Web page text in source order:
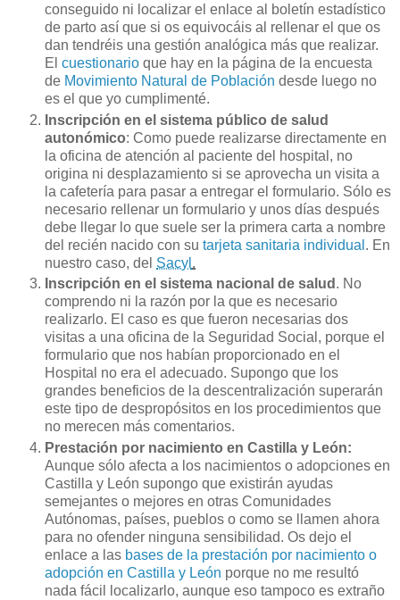
conseguido ni localizar el enlace al boletín estadístico
de parto así que si os equivocáis al rellenar el que os
dan tendréis una gestión analógica más que realizar.
El cuestionario que hay en la página de la encuesta
de Movimiento Natural de Población desde luego no
es el que yo cumplimenté.
Inscripción en el sistema público de salud
autonómico: Como puede realizarse directamente en
la oficina de atención al paciente del hospital, no
origina ni desplazamiento si se aprovecha un visita a
la cafetería para pasar a entregar el formulario. Sólo es
necesario rellenar un formulario y unos días después
debe llegar lo que suele ser la primera carta a nombre
del recién nacido con su tarjeta sanitaria individual . En
nuestro caso, del Sacyl .
Inscripción en el sistema nacional de salud . No
comprendo ni la razón por la que es necesario
realizarlo. El caso es que fueron necesarias dos
visitas a una oficina de la Seguridad Social, porque el
formulario que nos habían proporcionado en el
Hospital no era el adecuado. Supongo que los
grandes beneficios de la descentralización superarán
este tipo de despropósitos en los procedimientos que
no merecen más comentarios.
Prestación por nacimiento en Castilla y León:
Aunque sólo afecta a los nacimientos o adopciones en
Castilla y León supongo que existirán ayudas
semejantes o mejores en otras Comunidades
Autónomas, países, pueblos o como se llamen ahora
para no ofender ninguna sensibilidad. Os dejo el
enlace a las bases de la prestación por nacimiento o
adopción en Castilla y León porque no me resultó
nada fácil localizarlo, aunque eso tampoco es extraño